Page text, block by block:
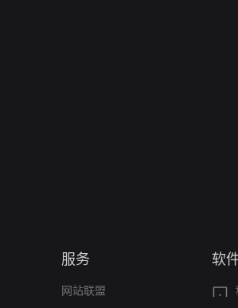
服务
网站联盟
软